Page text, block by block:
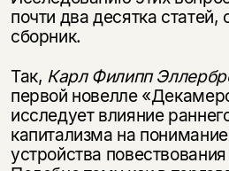
почти два десятка статей,
сборник.
Так, Карл Филипп
первой новелле
исследует влияние
капитализма на
устройства повествования